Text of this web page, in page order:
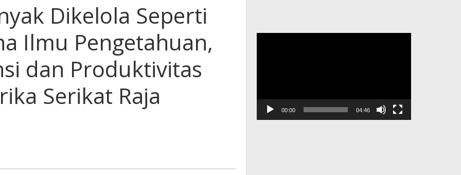
Dikelola Seperti
Ilmu Pengetahuan,
dan Produktivitas
Serikat Raja
00:00 04:46